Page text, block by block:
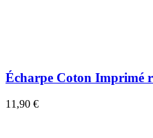
Écharpe Coton Imprimé
11,90 €